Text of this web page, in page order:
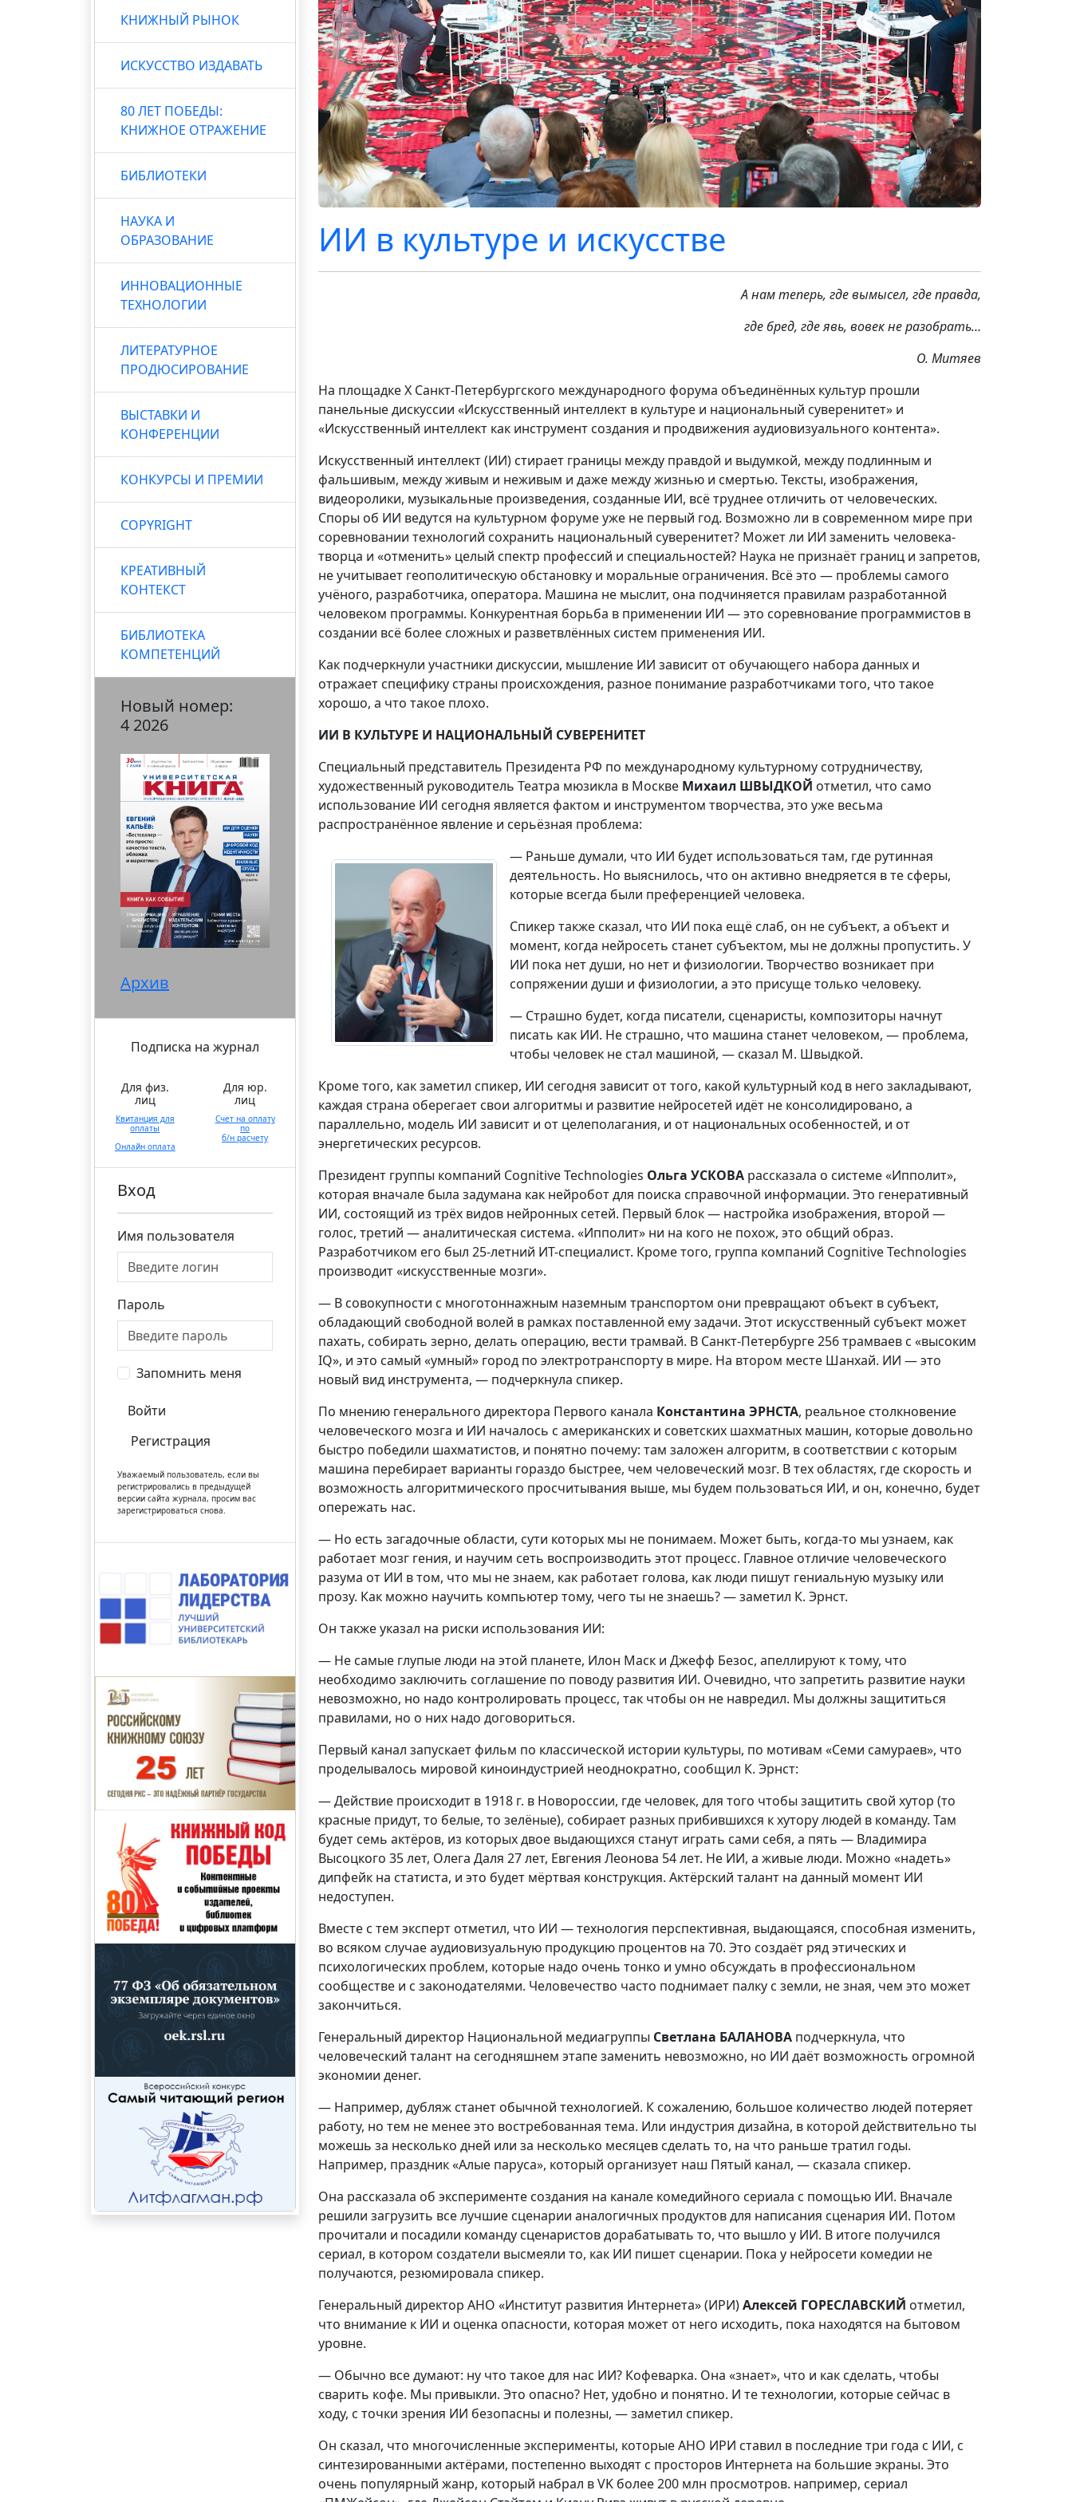
КНИЖНЫЙ РЫНОК
ИСКУССТВО ИЗДАВАТЬ
80 ЛЕТ ПОБЕДЫ:
КНИЖНОЕ ОТРАЖЕНИЕ
БИБЛИОТЕКИ
НАУКА И
ОБРАЗОВАНИЕ
ИННОВАЦИОННЫЕ
ТЕХНОЛОГИИ
ЛИТЕРАТУРНОЕ
ПРОДЮСИРОВАНИЕ
ВЫСТАВКИ И
КОНФЕРЕНЦИИ
КОНКУРСЫ И ПРЕМИИ
COPYRIGHT
КРЕАТИВНЫЙ
КОНТЕКСТ
БИБЛИОТЕКА
КОМПЕТЕНЦИЙ
Новый номер:
4 2026
Архив
Подписка на журнал
Для физ.
лиц
Квитанция для
оплаты
Онлайн оплата
Для юр.
лиц
Счет на оплату
по
б/н расчету
Вход
Имя пользователя
Пароль
Запомнить меня
Войти
Регистрация
Уважаемый пользователь, если вы
регистрировались в предыдущей
версии сайта журнала, просим вас
зарегистрироваться снова.
ИИ в культуре и искусстве
А нам теперь, где вымысел, где правда,
где бред, где явь, вовек не разобрать…
О. Митяев
На площадке X Санкт-Петербургского международного форума объединённых культур прошли
панельные дискуссии «Искусственный интеллект в культуре и национальный суверенитет» и
«Искусственный интеллект как инструмент создания и продвижения аудиовизуального контента».
Искусственный интеллект (ИИ) стирает границы между правдой и выдумкой, между подлинным и
фальшивым, между живым и неживым и даже между жизнью и смертью. Тексты, изображения,
видеоролики, музыкальные произведения, созданные ИИ, всё труднее отличить от человеческих.
Споры об ИИ ведутся на культурном форуме уже не первый год. Возможно ли в современном мире при
соревновании технологий сохранить национальный суверенитет? Может ли ИИ заменить человека-
творца и «отменить» целый спектр профессий и специальностей? Наука не признаёт границ и запретов,
не учитывает геополитическую обстановку и моральные ограничения. Всё это — проблемы самого
учёного, разработчика, оператора. Машина не мыслит, она подчиняется правилам разработанной
человеком программы. Конкурентная борьба в применении ИИ — это соревнование программистов в
создании всё более сложных и разветвлённых систем применения ИИ.
Как подчеркнули участники дискуссии, мышление ИИ зависит от обучающего набора данных и
отражает специфику страны происхождения, разное понимание разработчиками того, что такое
хорошо, а что такое плохо.
ИИ В КУЛЬТУРЕ И НАЦИОНАЛЬНЫЙ СУВЕРЕНИТЕТ
Специальный представитель Президента РФ по международному культурному сотрудничеству,
художественный руководитель Театра мюзикла в Москве Михаил ШВЫДКОЙ отметил, что само
использование ИИ сегодня является фактом и инструментом творчества, это уже весьма
распространённое явление и серьёзная проблема:
— Раньше думали, что ИИ будет использоваться там, где рутинная
деятельность. Но выяснилось, что он активно внедряется в те сферы,
которые всегда были преференцией человека.
Спикер также сказал, что ИИ пока ещё слаб, он не субъект, а объект и
момент, когда нейросеть станет субъектом, мы не должны пропустить. У
ИИ пока нет души, но нет и физиологии. Творчество возникает при
сопряжении души и физиологии, а это присуще только человеку.
— Страшно будет, когда писатели, сценаристы, композиторы начнут
писать как ИИ. Не страшно, что машина станет человеком, — проблема,
чтобы человек не стал машиной, — сказал М. Швыдкой.
Кроме того, как заметил спикер, ИИ сегодня зависит от того, какой культурный код в него закладывают,
каждая страна оберегает свои алгоритмы и развитие нейросетей идёт не консолидировано, а
параллельно, модель ИИ зависит и от целеполагания, и от национальных особенностей, и от
энергетических ресурсов.
Президент группы компаний Cognitive Technologies Ольга УСКОВА рассказала о системе «Ипполит»,
которая вначале была задумана как нейробот для поиска справочной информации. Это генеративный
ИИ, состоящий из трёх видов нейронных сетей. Первый блок — настройка изображения, второй —
голос, третий — аналитическая система. «Ипполит» ни на кого не похож, это общий образ.
Разработчиком его был 25-летний ИT-специалист. Кроме того, группа компаний Cognitive Technologies
производит «искусственные мозги».
— В совокупности с многотоннажным наземным транспортом они превращают объект в субъект,
обладающий свободной волей в рамках поставленной ему задачи. Этот искусственный субъект может
пахать, собирать зерно, делать операцию, вести трамвай. В Санкт-Петербурге 256 трамваев с «высоким
IQ», и это самый «умный» город по электротранспорту в мире. На втором месте Шанхай. ИИ — это
новый вид инструмента, — подчеркнула спикер.
По мнению генерального директора Первого канала Константина ЭРНСТА, реальное столкновение
человеческого мозга и ИИ началось с американских и советских шахматных машин, которые довольно
быстро победили шахматистов, и понятно почему: там заложен алгоритм, в соответствии с которым
машина перебирает варианты гораздо быстрее, чем человеческий мозг. В тех областях, где скорость и
возможность алгоритмического просчитывания выше, мы будем пользоваться ИИ, и он, конечно, будет
опережать нас.
— Но есть загадочные области, сути которых мы не понимаем. Может быть, когда-то мы узнаем, как
работает мозг гения, и научим сеть воспроизводить этот процесс. Главное отличие человеческого
разума от ИИ в том, что мы не знаем, как работает голова, как люди пишут гениальную музыку или
прозу. Как можно научить компьютер тому, чего ты не знаешь? — заметил К. Эрнст.
Он также указал на риски использования ИИ:
— Не самые глупые люди на этой планете, Илон Маск и Джефф Безос, апеллируют к тому, что
необходимо заключить соглашение по поводу развития ИИ. Очевидно, что запретить развитие науки
невозможно, но надо контролировать процесс, так чтобы он не навредил. Мы должны защититься
правилами, но о них надо договориться.
Первый канал запускает фильм по классической истории культуры, по мотивам «Семи самураев», что
проделывалось мировой киноиндустрией неоднократно, сообщил К. Эрнст:
— Действие происходит в 1918 г. в Новороссии, где человек, для того чтобы защитить свой хутор (то
красные придут, то белые, то зелёные), собирает разных прибившихся к хутору людей в команду. Там
будет семь актёров, из которых двое выдающихся станут играть сами себя, а пять — Владимира
Высоцкого 35 лет, Олега Даля 27 лет, Евгения Леонова 54 лет. Не ИИ, а живые люди. Можно «надеть»
дипфейк на статиста, и это будет мёртвая конструкция. Актёрский талант на данный момент ИИ
недоступен.
Вместе с тем эксперт отметил, что ИИ — технология перспективная, выдающаяся, способная изменить,
во всяком случае аудиовизуальную продукцию процентов на 70. Это создаёт ряд этических и
психологических проблем, которые надо очень тонко и умно обсуждать в профессиональном
сообществе и с законодателями. Человечество часто поднимает палку с земли, не зная, чем это может
закончиться.
Генеральный директор Национальной медиагруппы Светлана БАЛАНОВА подчеркнула, что
человеческий талант на сегодняшнем этапе заменить невозможно, но ИИ даёт возможность огромной
экономии денег.
— Например, дубляж станет обычной технологией. К сожалению, большое количество людей потеряет
работу, но тем не менее это востребованная тема. Или индустрия дизайна, в которой действительно ты
можешь за несколько дней или за несколько месяцев сделать то, на что раньше тратил годы.
Например, праздник «Алые паруса», который организует наш Пятый канал, — сказала спикер.
Она рассказала об эксперименте создания на канале комедийного сериала с помощью ИИ. Вначале
решили загрузить все лучшие сценарии аналогичных продуктов для написания сценария ИИ. Потом
прочитали и посадили команду сценаристов дорабатывать то, что вышло у ИИ. В итоге получился
сериал, в котором создатели высмеяли то, как ИИ пишет сценарии. Пока у нейросети комедии не
получаются, резюмировала спикер.
Генеральный директор АНО «Институт развития Интернета» (ИРИ)Алексей ГОРЕСЛАВСКИЙ отметил,
что внимание к ИИ и оценка опасности, которая может от него исходить, пока находятся на бытовом
уровне.
— Обычно все думают: ну что такое для нас ИИ? Кофеварка. Она «знает», что и как сделать, чтобы
сварить кофе. Мы привыкли. Это опасно? Нет, удобно и понятно. И те технологии, которые сейчас в
ходу, с точки зрения ИИ безопасны и полезны, — заметил спикер.
Он сказал, что многочисленные эксперименты, которые АНО ИРИ ставил в последние три года с ИИ, с
синтезированными актёрами, постепенно выходят с просторов Интернета на большие экраны. Это
очень популярный жанр, который набрал в VK более 200 млн просмотров. например, сериал